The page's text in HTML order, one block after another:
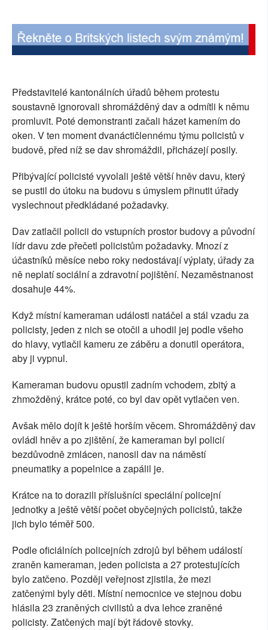
Představitelé kantonálních úřadů během protestu
soustavně ignorovali shromážděný dav a odmítli k němu
promluvit. Poté demonstranti začali házet kamením do
oken. V ten moment dvanáctičlennému týmu policistů v
budově, před níž se dav shromáždil, přicházejí posily.
Přibývající policisté vyvolali ještě větší hněv davu, který
se pustil do útoku na budovu s úmyslem přinutit úřady
vyslechnout předkládané požadavky.
Dav zatlačil policii do vstupních prostor budovy a původní
lídr davu zde přečetl policistům požadavky. Mnozí z
účastníků měsíce nebo roky nedostávají výplaty, úřady za
ně neplatí sociální a zdravotní pojištění. Nezaměstnanost
dosahuje 44%.
Když místní kameraman události natáčel a stál vzadu za
policisty, jeden z nich se otočil a uhodil jej podle všeho
do hlavy, vytlačil kameru ze záběru a donutil operátora,
aby ji vypnul.
Kameraman budovu opustil zadním vchodem, zbitý a
zhmožděný, krátce poté, co byl dav opět vytlačen ven.
Avšak mělo dojít k ještě horším věcem. Shromážděný dav
ovládl hněv a po zjištění, že kameraman byl policií
bezdůvodně zmlácen, nanosil dav na náměstí
pneumatiky a popelnice a zapálil je.
Krátce na to dorazili příslušníci speciální policejní
jednotky a ještě větší počet obyčejných policistů, takže
jich bylo téměř 500.
Podle oficiálních policejních zdrojů byl během událostí
zraněn kameraman, jeden policista a 27 protestujících
bylo zatčeno. Později veřejnost zjistila, že mezi
zatčenými byly děti. Místní nemocnice ve stejnou dobu
hlásila 23 zraněných civilistů a dva lehce zraněné
policisty. Zatčených mají být řádově stovky.